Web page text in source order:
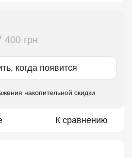
400 грн
когда появится
накопительной скидки
К сравнению